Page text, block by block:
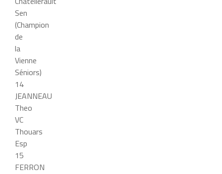
Sen
(Champion
de
la
Vienne
Séniors)
14
JEANNEAU
Theo
VC
Thouars
Esp
15
FERRON